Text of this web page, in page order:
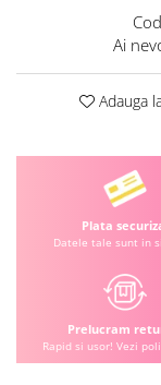
Ai
Adauga
Plata
Datele tale sunt in
Prelucram
Rapid si usor! Vezi